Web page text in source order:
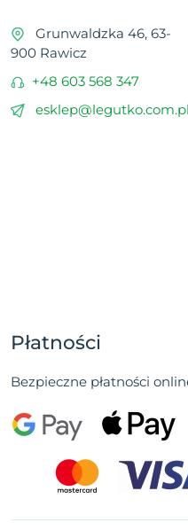
Grunwaldzka 46, 63-
900 Rawicz
+48 603 568 347
esklep@legutko.com.pl
Płatności
Bezpieczne płatności